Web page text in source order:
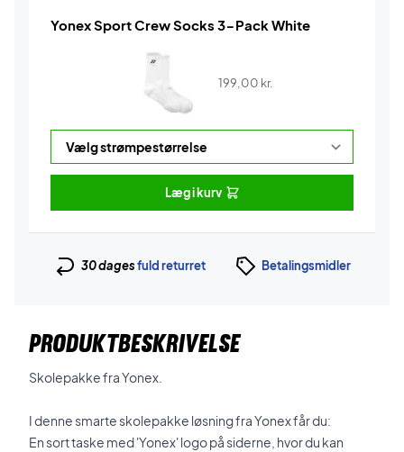
Yonex Sport Crew Socks 3-Pack White
199,00 kr.
Læg i kurv
30 dagesfuld returret Betalingsmidler
PRODUKTBESKRIVELSE
Skolepakke fra Yonex.
I denne smarte skolepakke løsning fra Yonex får du:
En sort taske med 'Yonex' logo på siderne, hvor du kan